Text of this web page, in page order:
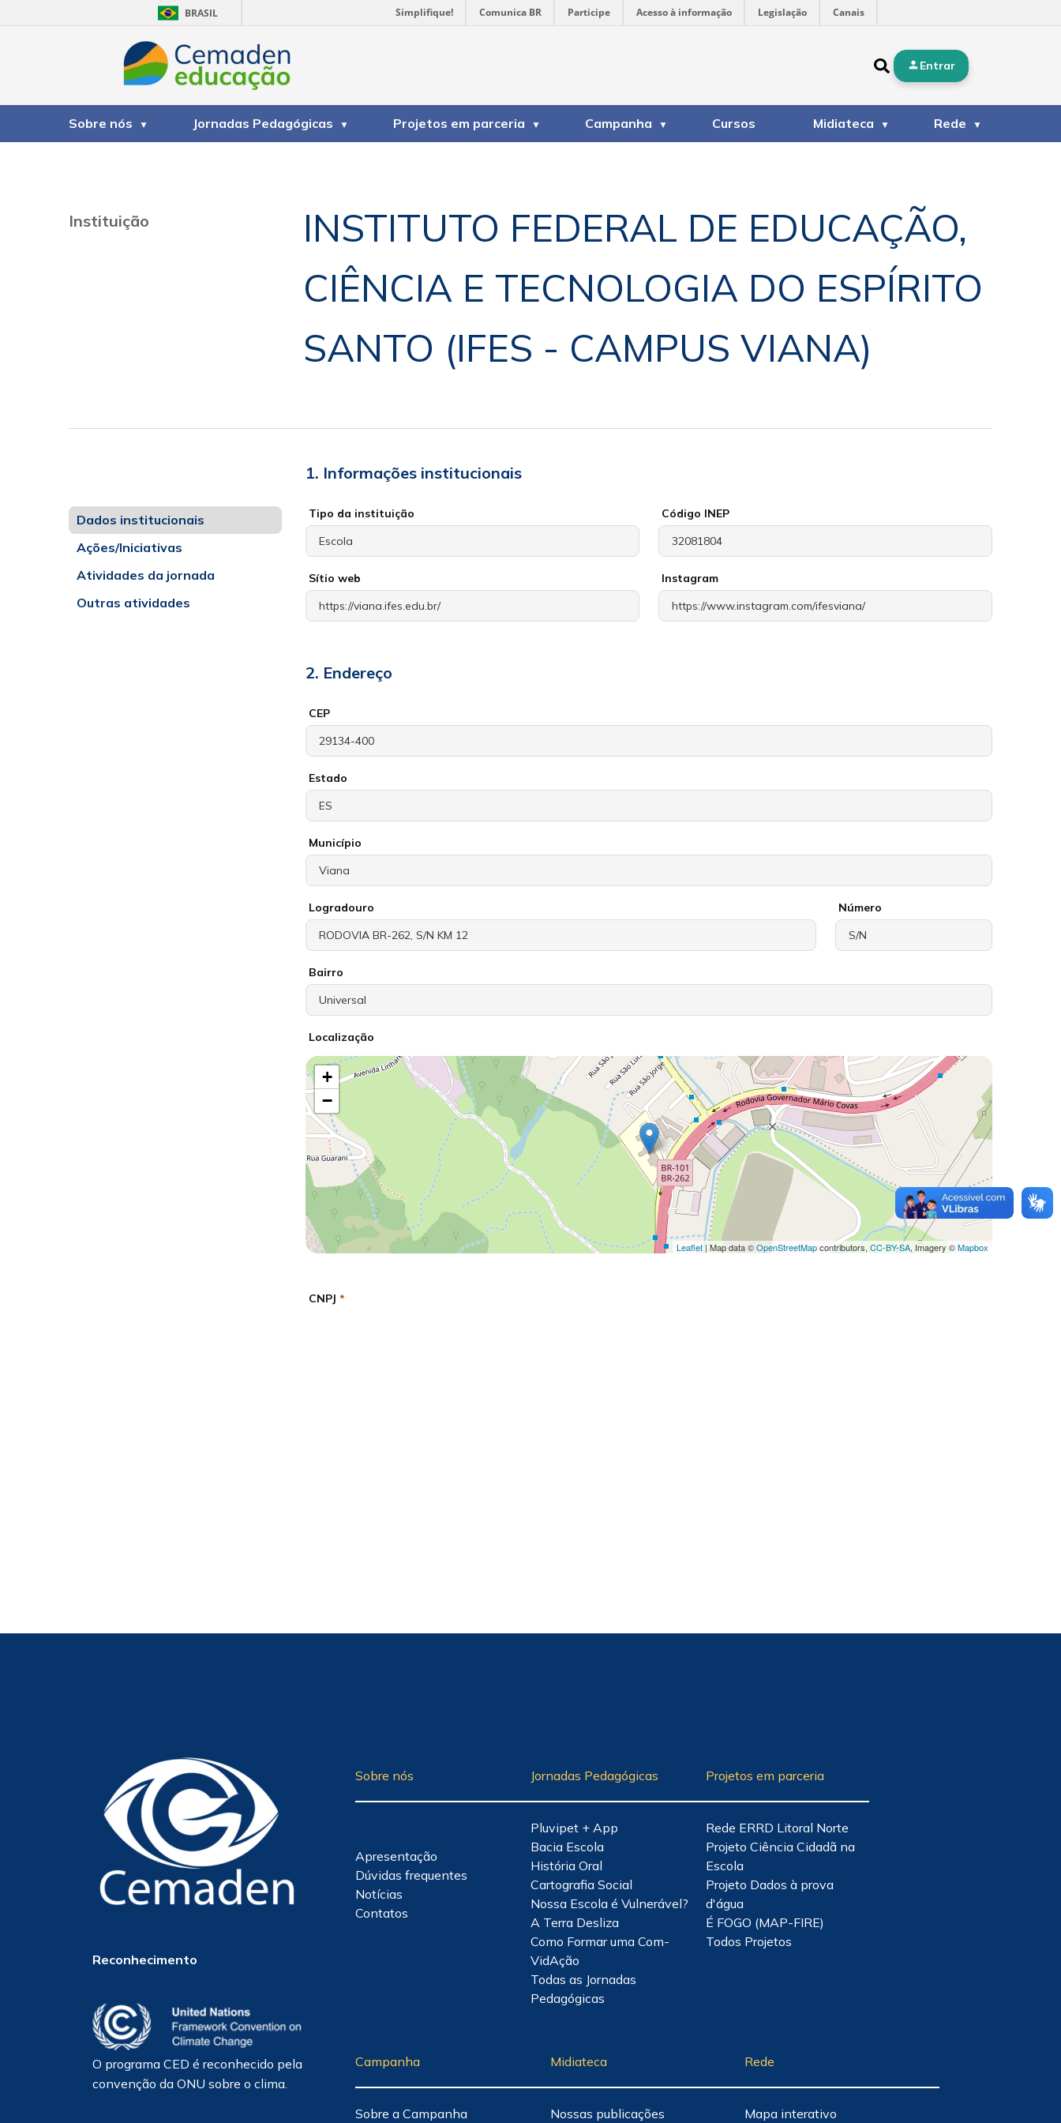
BRASIL Simplifique! Comunica BR Participe Acesso à informação Legislação Canais
Entrar
Sobre nós Jornadas Pedagógicas Projetos em parceria Campanha Cursos Midiateca Rede
Instituição
INSTITUTO FEDERAL DE EDUCAÇÃO,
CIÊNCIA E TECNOLOGIA DO ESPÍRITO
SANTO (IFES - CAMPUS VIANA)
Dados institucionais
Ações/Iniciativas
Atividades da jornada
Outras atividades
1. Informações institucionais
Tipo da instituição Código INEP
Sítio web Instagram
2. Endereço
CEP
Estado
Município
Logradouro Número
Bairro
Localização
+
−
Leaflet | Map data ©OpenStreetMapcontributors, CC-BY-SA, Imagery ©Mapbox
CNPJ *
Reconhecimento
O programa CED é reconhecido pela
convenção da ONU sobre o clima.
Sobre nós
Apresentação
Dúvidas frequentes
Notícias
Contatos
Jornadas Pedagógicas
Pluvipet + App
Bacia Escola
História Oral
Cartografia Social
Nossa Escola é Vulnerável?
A Terra Desliza
Como Formar uma Com-
VidAção
Todas as Jornadas
Pedagógicas
Projetos em parceria
Rede ERRD Litoral Norte
Projeto Ciência Cidadã na
Escola
Projeto Dados à prova
d'água
É FOGO (MAP-FIRE)
Todos Projetos
Campanha
Sobre a Campanha
Midiateca
Nossas publicações
Rede
Mapa interativo